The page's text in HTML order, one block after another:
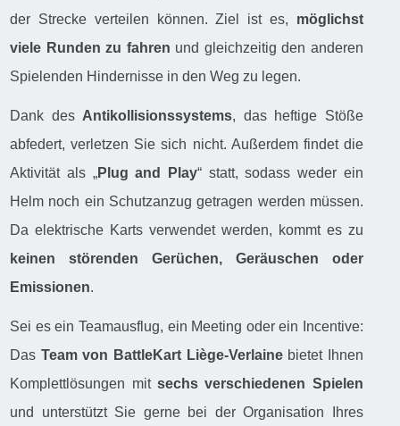
der Strecke verteilen können. Ziel ist es, möglichst
viele Runden zu fahren und gleichzeitig den anderen
Spielenden Hindernisse in den Weg zu legen.
Dank des Antikollisionssystems, das heftige Stöße
abfedert, verletzen Sie sich nicht. Außerdem findet die
Aktivität als „Plug and Play“ statt, sodass weder ein
Helm noch ein Schutzanzug getragen werden müssen.
Da elektrische Karts verwendet werden, kommt es zu
keinen störenden Gerüchen, Geräuschen oder
Emissionen.
Sei es ein Teamausflug, ein Meeting oder ein Incentive:
Das Team von BattleKart Liège-Verlainebietet Ihnen
Komplettlösungen mit sechs verschiedenen Spielen
und unterstützt Sie gerne bei der Organisation Ihres